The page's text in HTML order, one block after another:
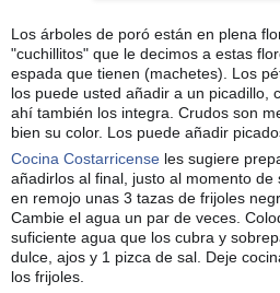
Los árboles de poró están en plena
"cuchillitos" que le decimos a estas
espada que tienen (machetes). Los
los puede usted añadir a un picadillo,
ahí también los integra. Crudos son
bien su color. Los puede añadir
Cocina Costarricense les sugiere
añadirlos al final, justo al momento
en remojo unas 3 tazas de frijoles
Cambie el agua un par de veces.
suficiente agua que los cubra y
dulce, ajos y 1 pizca de sal. Deje
los frijoles.